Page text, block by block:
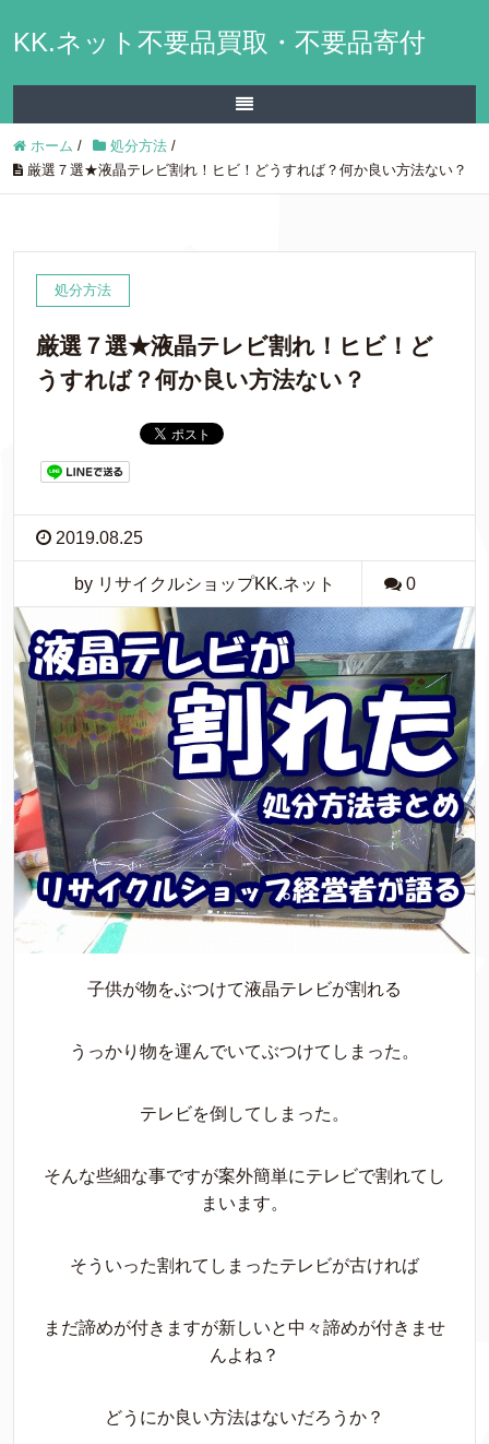
KK.ネット不要品買取・不要品寄付
ホーム / 処分方法 /
厳選７選★液晶テレビ割れ！ヒビ！どうすれば？何か良い方法ない？
処分方法
厳選７選★液晶テレビ割れ！ヒビ！ど
うすれば？何か良い方法ない？
2019.08.25
by リサイクルショップKK.ネット 0
子供が物をぶつけて液晶テレビが割れる
うっかり物を運んでいてぶつけてしまった。
テレビを倒してしまった。
そんな些細な事ですが案外簡単にテレビで割れてし
まいます。
そういった割れてしまったテレビが古ければ
まだ諦めが付きますが新しいと中々諦めが付きませ
んよね？
どうにか良い方法はないだろうか？